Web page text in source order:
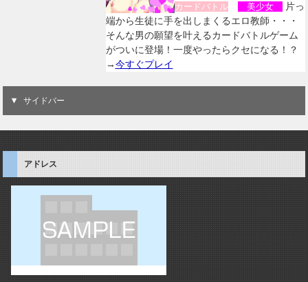
カードバトル 美少女
片っ
端から生徒に手を出しまくるエロ教師・・・
そんな男の願望を叶えるカードバトルゲーム
がついに登場！一度やったらクセになる！？
→今すぐプレイ
サイドバー
アドレス